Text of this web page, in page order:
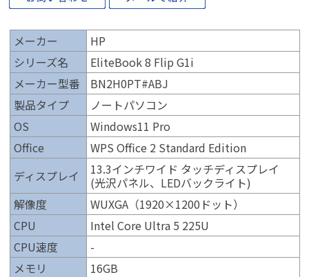
メーカー
HP
シリーズ名
EliteBook 8 Flip G1i
メーカー型番
BN2H0PT#ABJ
製品タイプ
ノートパソコン
OS
Windows11 Pro
Office
WPS Office 2 Standard Edition
ディスプレイ
13.3インチワイド タッチディスプレイ
(光沢パネル、LEDバックライト)
解像度
WUXGA（1920×1200ドット）
CPU
Intel Core Ultra 5 225U
CPU速度
-
メモリ
16GB